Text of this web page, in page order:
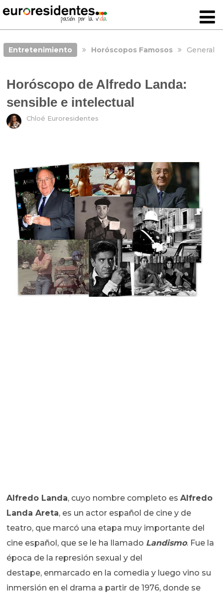
Entretenimiento Horóscopos Famosos General
Horóscopo de Alfredo Landa:
sensible e intelectual
Chloé Euroresidentes
Alfredo Landa, cuyo nombre completo esAlfredo
Landa Areta, es un actor español de cine y de
teatro, que marcó una etapa muy importante del
cine español, que se le ha llamado Landismo. Fue la
época de la represión sexual y del
destape, enmarcado en la comedia y luego vino su
inmersión en el drama a partir de 1976, donde se